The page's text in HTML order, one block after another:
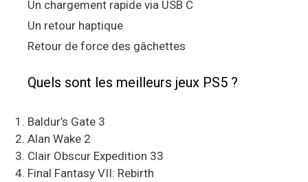
Un chargement rapide via USB C
Un retour haptique
Retour de force des gâchettes
Quels sont les meilleurs jeux PS5 ?
Baldur’s Gate 3
Alan Wake 2
Clair Obscur Expedition 33
Final Fantasy VII: Rebirth